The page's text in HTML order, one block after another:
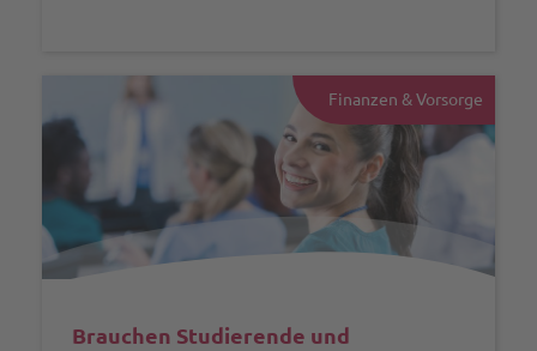
Finanzen & Vorsorge
Brauchen Studierende und